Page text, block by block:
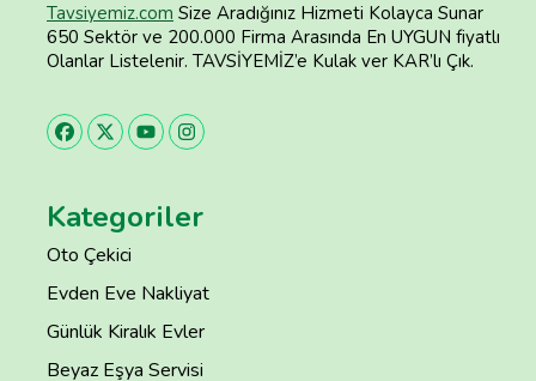
Tavsiyemiz.com Size Aradığınız Hizmeti Kolayca Sunar
650 Sektör ve 200.000 Firma Arasında En UYGUN fiyatlı
Olanlar Listelenir. TAVSİYEMİZ’e Kulak ver KAR’lı Çık.
Kategoriler
Oto Çekici
Evden Eve Nakliyat
Günlük Kiralık Evler
Beyaz Eşya Servisi